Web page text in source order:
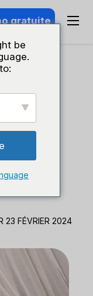
gratuite
du
23 FÉVRIER 2024
be